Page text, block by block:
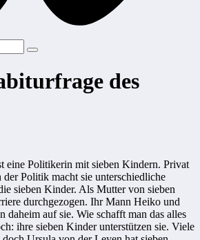
des
eine Politikerin mit sieben Kindern. Privat
der Politik macht sie unterschiedliche
sieben Kinder. Als Mutter von sieben
durchgezogen. Ihr Mann Heiko und
daheim auf sie. Wie schafft man das alles
ihre sieben Kinder unterstützen sie. Viele